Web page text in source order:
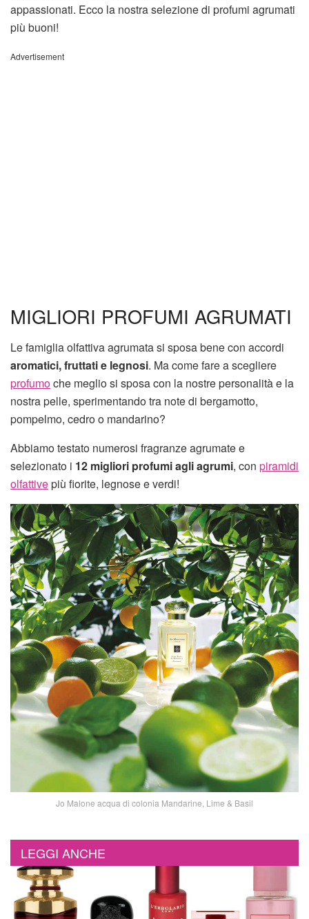
appassionati. Ecco la nostra selezione di profumi agrumati
più buoni!
Advertisement
MIGLIORI PROFUMI AGRUMATI
Le famiglia olfattiva agrumata si sposa bene con accordi
aromatici, fruttati e legnosi. Ma come fare a scegliere
profumoche meglio si sposa con la nostre personalità e la
nostra pelle, sperimentando tra note di bergamotto,
pompelmo, cedro o mandarino?
Abbiamo testato numerosi fragranze agrumate e
selezionato i 12 migliori profumi agli agrumi, con piramidi
olfattivepiù fiorite, legnose e verdi!
Jo Malone acqua di colonia Mandarine, Lime & Basil
LEGGI ANCHE